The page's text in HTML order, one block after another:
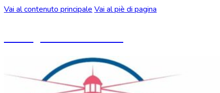
Vai al contenuto principale Vai al piè di pagina